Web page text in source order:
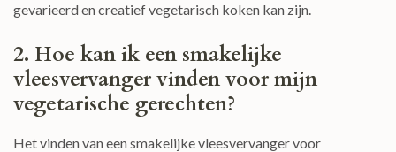
gevarieerd en creatief vegetarisch koken kan zijn.
2. Hoe kan ik een smakelijke
vleesvervanger vinden voor mijn
vegetarische gerechten?
Het vinden van een smakelijke vleesvervanger voor